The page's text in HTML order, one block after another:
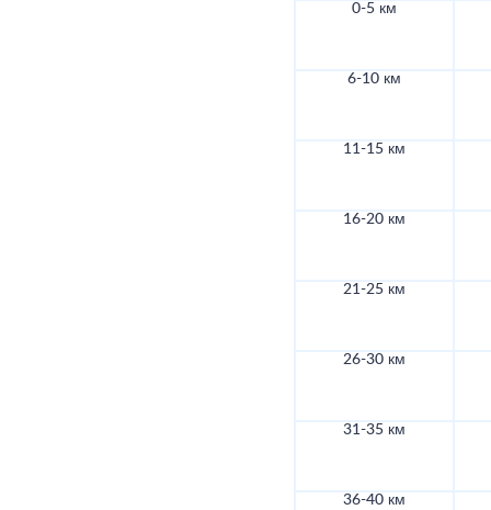
0-5 км
6-10 км
11-15 км
16-20 км
21-25 км
26-30 км
31-35 км
36-40 км